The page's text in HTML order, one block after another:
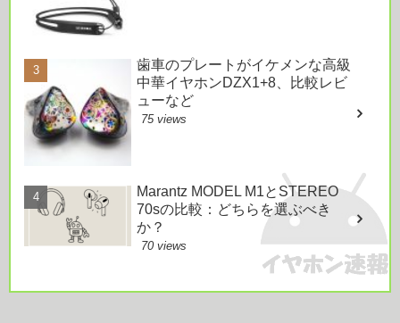
歯車のプレートがイケメンな高級
中華イヤホンDZX1+8、比較レビ
ューなど
75 views
Marantz MODEL M1とSTEREO
70sの比較：どちらを選ぶべき
か？
70 views